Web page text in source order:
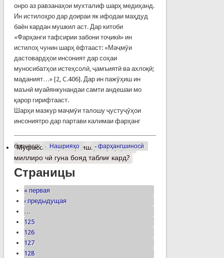
онро аз равзанаҳои мухталиф шарҳ медиҳанд.
Ин истилоҳро дар доираи як ифодаи маҳдуд
баён кардан мушкил аст. Дар китоби
«Фарҳанги тафсирии забони тоҷикӣ» ин
истилоҳ чунин шарҳ ёфтааст: «Маҷмӯи
дастовардҳои инсоният дар соҳаи
муносибатҳои истеҳсолӣ, ҷамъиятӣ ва ахлоқӣ;
маданият…» [2, C.406]. Дар ин пажӯҳиш ин
маънӣ муайянкунандаи самти андешаи мо
қарор гирифтааст.
Шарҳи мазкур маҷмӯи талошу ҷустуҷӯҳои
инсониятро дар партави калимаи фарҳанг
барчасп: Нашрияҳо фарҳангшиносӣ
Муфассалтаро Арзишҳои фарҳанги
миллиро чӣ гуна бояд таблиғ кард?
Страницы
« первая
‹ предыдущая
…
125
126
127
128